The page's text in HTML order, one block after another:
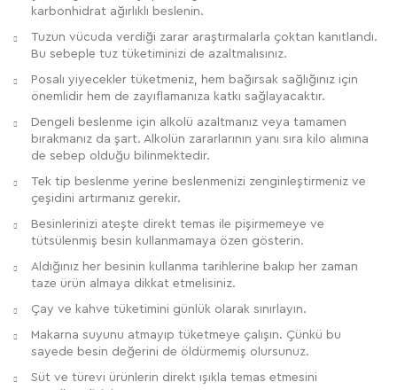
karbonhidrat ağırlıklı beslenin.
Tuzun vücuda verdiği zarar araştırmalarla çoktan kanıtlandı.
Bu sebeple tuz tüketiminizi de azaltmalısınız.
Posalı yiyecekler tüketmeniz, hem bağırsak sağlığınız için
önemlidir hem de zayıflamanıza katkı sağlayacaktır.
Dengeli beslenme için alkolü azaltmanız veya tamamen
bırakmanız da şart. Alkolün zararlarının yanı sıra kilo alımına
de sebep olduğu bilinmektedir.
Tek tip beslenme yerine beslenmenizi zenginleştirmeniz ve
çeşidini artırmanız gerekir.
Besinlerinizi ateşte direkt temas ile pişirmemeye ve
tütsülenmiş besin kullanmamaya özen gösterin.
Aldığınız her besinin kullanma tarihlerine bakıp her zaman
taze ürün almaya dikkat etmelisiniz.
Çay ve kahve tüketimini günlük olarak sınırlayın.
Makarna suyunu atmayıp tüketmeye çalışın. Çünkü bu
sayede besin değerini de öldürmemiş olursunuz.
Süt ve türevi ürünlerin direkt ışıkla temas etmesini